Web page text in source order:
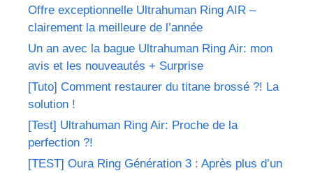
Offre exceptionnelle Ultrahuman Ring AIR –
clairement la meilleure de l’année
Un an avec la bague Ultrahuman Ring Air: mon
avis et les nouveautés + Surprise
[Tuto] Comment restaurer du titane brossé ?! La
solution !
[Test] Ultrahuman Ring Air: Proche de la
perfection ?!
[TEST] Oura Ring Génération 3 : Après plus d’un